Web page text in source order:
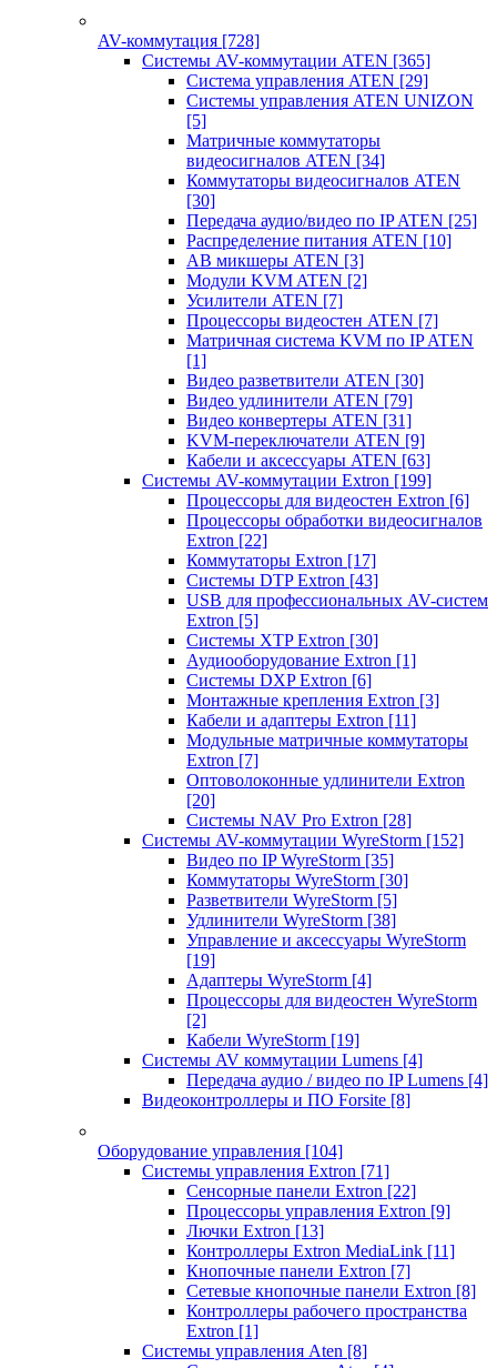
AV-коммутация [728]
Системы AV-коммутации ATEN [365]
Система управления ATEN [29]
Системы управления ATEN UNIZON
[5]
Матричные коммутаторы
видеосигналов ATEN [34]
Коммутаторы видеосигналов ATEN
[30]
Передача аудио/видео по IP ATEN [25]
Распределение питания ATEN [10]
АВ микшеры ATEN [3]
Модули KVM ATEN [2]
Усилители ATEN [7]
Процессоры видеостен ATEN [7]
Матричная система KVM по IP ATEN
[1]
Видео разветвители ATEN [30]
Видео удлинители ATEN [79]
Видео конвертеры ATEN [31]
KVM-переключатели ATEN [9]
Кабели и аксессуары ATEN [63]
Системы AV-коммутации Extron [199]
Процессоры для видеостен Extron [6]
Процессоры обработки видеосигналов
Extron [22]
Коммутаторы Extron [17]
Системы DTP Extron [43]
USB для профессиональных AV-систем
Extron [5]
Системы XTP Extron [30]
Аудиооборудование Extron [1]
Системы DXP Extron [6]
Монтажные крепления Extron [3]
Кабели и адаптеры Extron [11]
Модульные матричные коммутаторы
Extron [7]
Оптоволоконные удлинители Extron
[20]
Системы NAV Pro Extron [28]
Системы AV-коммутации WyreStorm [152]
Видео по IP WyreStorm [35]
Коммутаторы WyreStorm [30]
Разветвители WyreStorm [5]
Удлинители WyreStorm [38]
Управление и аксессуары WyreStorm
[19]
Адаптеры WyreStorm [4]
Процессоры для видеостен WyreStorm
[2]
Кабели WyreStorm [19]
Системы AV коммутации Lumens [4]
Передача аудио / видео по IP Lumens [4]
Видеоконтроллеры и ПО Forsite [8]
Оборудование управления [104]
Системы управления Extron [71]
Сенсорные панели Extron [22]
Процессоры управления Extron [9]
Лючки Extron [13]
Контроллеры Extron MediaLink [11]
Кнопочные панели Extron [7]
Сетевые кнопочные панели Extron [8]
Контроллеры рабочего пространства
Extron [1]
Системы управления Aten [8]